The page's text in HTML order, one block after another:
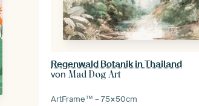
Regenwald Botanik in Thailand
vonMad Dog Art
ArtFrame™ –75×50cm